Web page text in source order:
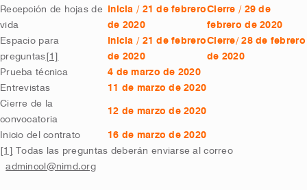
Recepción de hojas de
vida
Inicia / 21 de febrero
de 2020
Cierre / 29 de
febrero de 2020
Espacio para
preguntas [1]
Inicia / 21 de febrero
de 2020
Cierre/ 28 de febrero
de 2020
Prueba técnica
4 de marzo de 2020
Entrevistas
11 de marzo de 2020
Cierre de la
convocatoria
12 de marzo de 2020
Inicio del contrato
16 de marzo de 2020
[1]
Todas las preguntas deberán enviarse al correo
admincol@nimd.org